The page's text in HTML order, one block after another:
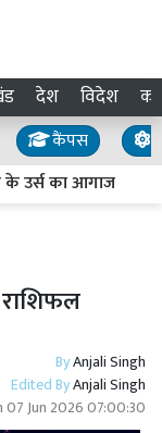
देश विदेश
कैंपस
उर्स का आगाज
ByAnjali Singh
Edited ByAnjali Singh
07 Jun 2026 07:00:30